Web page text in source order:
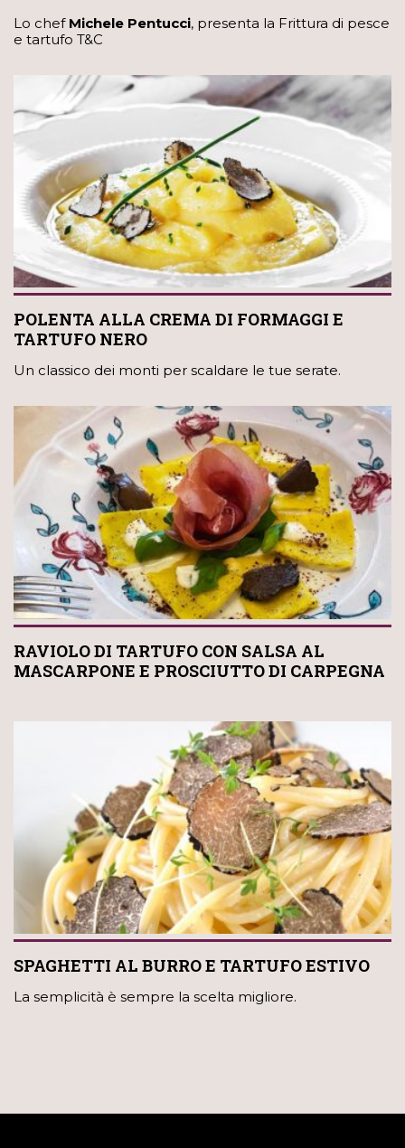
Lo chef Michele Pentucci, presenta la Frittura di pesce
e tartufo T&C
POLENTA ALLA CREMA DI FORMAGGI E
TARTUFO NERO
Un classico dei monti per scaldare le tue serate.
RAVIOLO DI TARTUFO CON SALSA AL
MASCARPONE E PROSCIUTTO DI CARPEGNA
SPAGHETTI AL BURRO E TARTUFO ESTIVO
La semplicità è sempre la scelta migliore.